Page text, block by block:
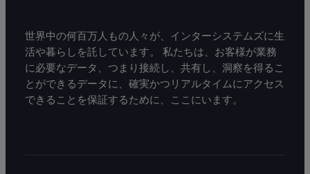
世界中の何百万人もの人々が、インターシステムズに生
活や暮らしを託しています。 私たちは、お客様が業務
に必要なデータ、つまり接続し、共有し、洞察を得るこ
とができるデータに、確実かつリアルタイムにアクセス
できることを保証するために、ここにいます。